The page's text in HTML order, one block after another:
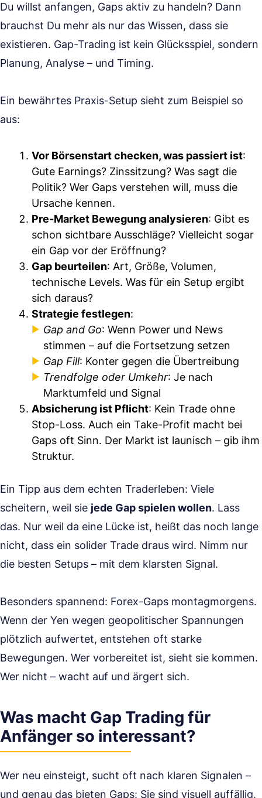
Du willst anfangen, Gaps aktiv zu handeln? Dann
brauchst Du mehr als nur das Wissen, dass sie
existieren. Gap-Trading ist kein Glücksspiel, sondern
Planung, Analyse – und Timing.
Ein bewährtes Praxis-Setup sieht zum Beispiel so
aus:
Vor Börsenstart checken, was passiert ist:
Gute Earnings? Zinssitzung? Was sagt die
Politik? Wer Gaps verstehen will, muss die
Ursache kennen.
Pre-Market Bewegung analysieren: Gibt es
schon sichtbare Ausschläge? Vielleicht sogar
ein Gap vor der Eröffnung?
Gap beurteilen: Art, Größe, Volumen,
technische Levels. Was für ein Setup ergibt
sich daraus?
Strategie festlegen:
Gap and Go: Wenn Power und News
stimmen – auf die Fortsetzung setzen
Gap Fill: Konter gegen die Übertreibung
Trendfolge oder Umkehr: Je nach
Marktumfeld und Signal
Absicherung ist Pflicht: Kein Trade ohne
Stop-Loss. Auch ein Take-Profit macht bei
Gaps oft Sinn. Der Markt ist launisch – gib ihm
Struktur.
Ein Tipp aus dem echten Traderleben: Viele
scheitern, weil sie jede Gap spielen wollen. Lass
das. Nur weil da eine Lücke ist, heißt das noch lange
nicht, dass ein solider Trade draus wird. Nimm nur
die besten Setups – mit dem klarsten Signal.
Besonders spannend: Forex-Gaps montagmorgens.
Wenn der Yen wegen geopolitischer Spannungen
plötzlich aufwertet, entstehen oft starke
Bewegungen. Wer vorbereitet ist, sieht sie kommen.
Wer nicht – wacht auf und ärgert sich.
Was macht Gap Trading für
Anfänger so interessant?
Wer neu einsteigt, sucht oft nach klaren Signalen –
und genau das bieten Gaps: Sie sind visuell auffällig,